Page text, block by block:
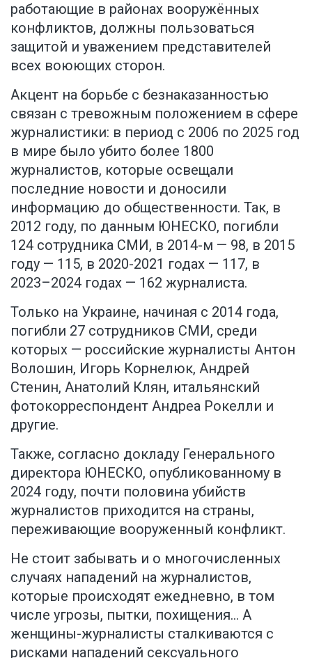
работающие в районах вооружённых
конфликтов, должны пользоваться
защитой и уважением представителей
всех воюющих сторон.
Акцент на борьбе с безнаказанностью
связан с тревожным положением в сфере
журналистики: в период с 2006 по 2025 год
в мире было убито более 1800
журналистов, которые освещали
последние новости и доносили
информацию до общественности. Так, в
2012 году, по данным ЮНЕСКО, погибли
124 сотрудника СМИ, в 2014-м — 98, в 2015
году — 115, в 2020-2021 годах — 117, в
2023–2024 годах — 162 журналиста.
Только на Украине, начиная с 2014 года,
погибли 27 сотрудников СМИ, среди
которых — российские журналисты Антон
Волошин, Игорь Корнелюк, Андрей
Стенин, Анатолий Клян, итальянский
фотокорреспондент Андреа Рокелли и
другие.
Также, согласно докладу Генерального
директора ЮНЕСКО, опубликованному в
2024 году, почти половина убийств
журналистов приходится на страны,
переживающие вооруженный конфликт.
Не стоит забывать и о многочисленных
случаях нападений на журналистов,
которые происходят ежедневно, в том
числе угрозы, пытки, похищения… А
женщины-журналисты сталкиваются с
рисками нападений сексуального